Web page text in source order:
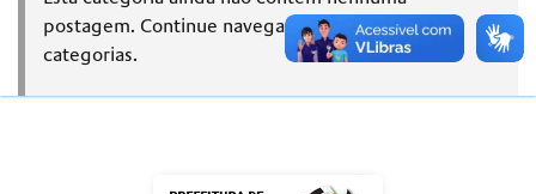
postagem. Continue navegando em outras
categorias.